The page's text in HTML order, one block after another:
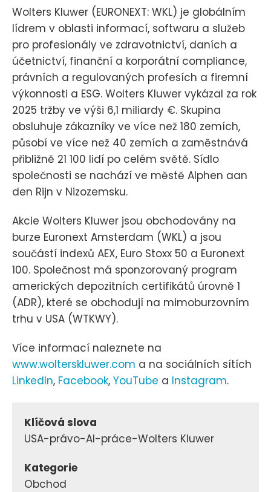
Wolters Kluwer (EURONEXT: WKL) je globálním
lídrem v oblasti informací, softwaru a služeb
pro profesionály ve zdravotnictví, daních a
účetnictví, finanční a korporátní compliance,
právních a regulovaných profesích a firemní
výkonnosti a ESG. Wolters Kluwer vykázal za rok
2025 tržby ve výši 6,1 miliardy €. Skupina
obsluhuje zákazníky ve více než 180 zemích,
působí ve více než 40 zemích a zaměstnává
přibližně 21 100 lidí po celém světě. Sídlo
společnosti se nachází ve městě Alphen aan
den Rijn v Nizozemsku.
Akcie Wolters Kluwer jsou obchodovány na
burze Euronext Amsterdam (WKL) a jsou
součástí indexů AEX, Euro Stoxx 50 a Euronext
100. Společnost má sponzorovaný program
amerických depozitních certifikátů úrovně 1
(ADR), které se obchodují na mimoburzovním
trhu v USA (WTKWY).
Více informací naleznete na
www.wolterskluwer.com a na sociálních sítích
LinkedIn, Facebook, YouTube a Instagram.
Klíčová slova
USA-právo-AI-práce-Wolters Kluwer
Kategorie
Obchod